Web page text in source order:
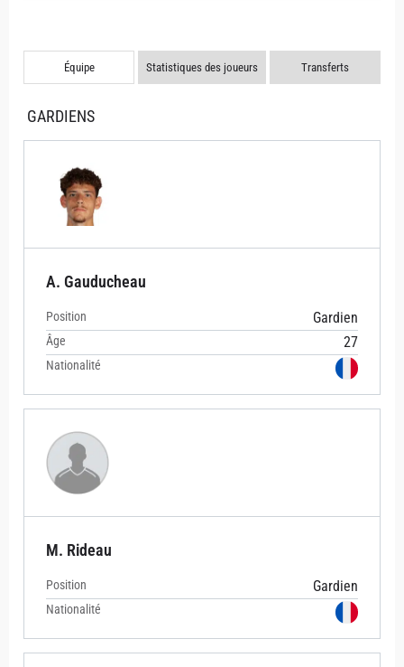
Équipe Statistiques des joueurs Transferts
GARDIENS
A. Gauducheau
Position Gardien
Âge 27
Nationalité
M. Rideau
Position Gardien
Nationalité